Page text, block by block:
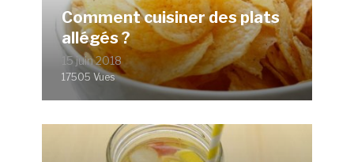
Comment cuisiner des plats
allégés ?
15 juin 2018
17505 Vues